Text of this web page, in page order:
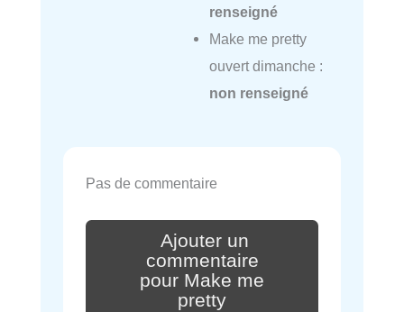
renseigné
Make me pretty
ouvert dimanche :
non renseigné
Pas de commentaire
Ajouter un
commentaire
pour Make me
pretty